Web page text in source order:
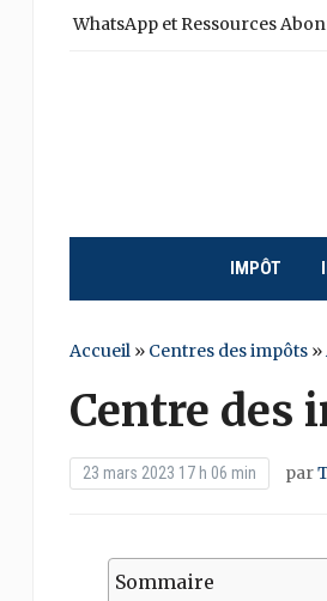
WhatsApp et Ressources
IMPÔT
Accueil» Centres des impôts»
Centre des
23 mars 2023 17 h 06 min par
Sommaire